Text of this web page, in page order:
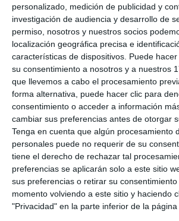
personalizado, medición de publicidad y
investigación de audiencia y desarrollo de
permiso, nosotros y nuestros socios
localización geográfica precisa e
características de dispositivos. Puede
su consentimiento a nosotros y a nuestros
que llevemos a cabo el procesamiento
forma alternativa, puede hacer clic para
consentimiento o acceder a información
cambiar sus preferencias antes de otorgar
Tenga en cuenta que algún procesamiento
personales puede no requerir de su
tiene el derecho de rechazar tal
preferencias se aplicarán solo a este sitio
sus preferencias o retirar su
momento volviendo a este sitio y haciendo
"Privacidad" en la parte inferior de la página